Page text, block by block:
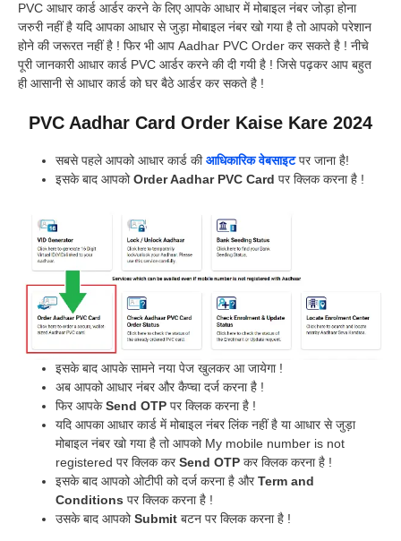
PVC आधार कार्ड आर्डर करने के लिए आपके आधार में मोबाइल नंबर जोड़ा होना
जरुरी नहीं है यदि आपका आधार से जुड़ा मोबाइल नंबर खो गया है तो आपको परेशान
होने की जरूरत नहीं है ! फिर भी आप Aadhar PVC Order कर सकते है ! नीचे
पूरी जानकारी आधार कार्ड PVC आर्डर करने की दी गयी है ! जिसे पढ़कर आप बहुत
ही आसानी से आधार कार्ड को घर बैठे आर्डर कर सकते है !
PVC Aadhar Card Order Kaise Kare 2024
सबसे पहले आपको आधार कार्ड कीआधिकारिक वेबसाइटपर जाना है!
इसके बाद आपकोOrder Aadhar PVC Card पर क्लिक करना है !
इसके बाद आपके सामने नया पेज खुलकर आ जायेगा !
अब आपको आधार नंबर और कैप्चा दर्ज करना है !
फिर आपकेSend OTP पर क्लिक करना है !
यदि आपका आधार कार्ड में मोबाइल नंबर लिंक नहीं है या आधार से जुड़ा
मोबाइल नंबर खो गया है तो आपको My mobile number is not
registered पर क्लिक करSend OTP कर क्लिक करना है !
इसके बाद आपको ओटीपी को दर्ज करना है औरTerm and
Conditions पर क्लिक करना है !
उसके बाद आपकोSubmit बटन पर क्लिक करना है !